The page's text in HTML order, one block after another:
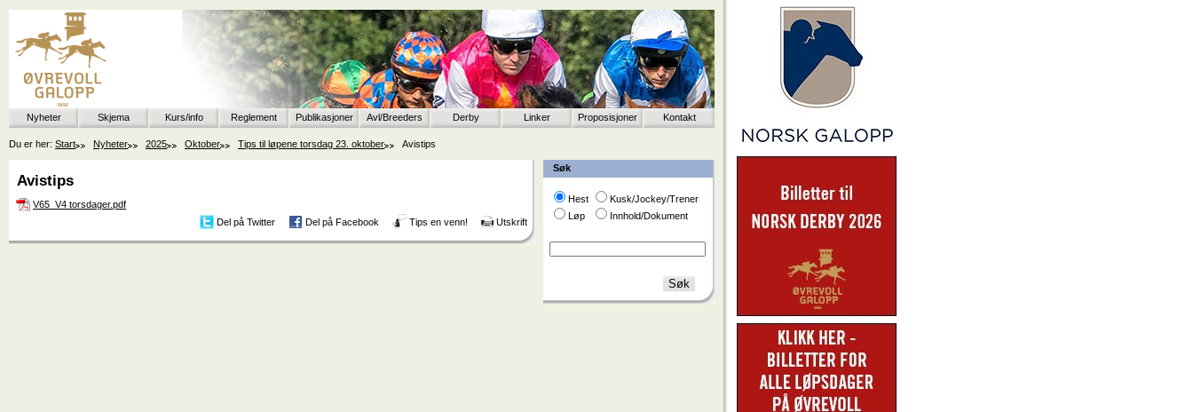
Nyheter Skjema Kurs/info Reglement Publikasjoner Avl/Breeders Derby Linker Proposisjoner Kontakt
Du er her: Start Nyheter 2025 Oktober Tips til løpene torsdag 23. oktober Avistips
Søk
Hest
Kusk/Jockey/Trener
Løp
Innhold/Dokument
Avistips
V65_V4 torsdager.pdf
Del på Twitter
Del på Facebook Tips en venn! Utskrift